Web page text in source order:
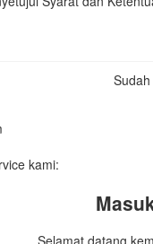
kami: